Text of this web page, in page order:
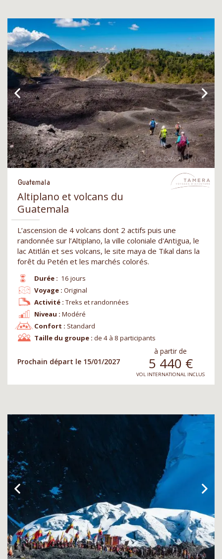
Guatemala
Altiplano et volcans du
Guatemala
L’ascension de 4 volcans dont 2 actifs puis une
randonnée sur l’Altiplano, la ville coloniale d'Antigua, le
lac Atitlán et ses volcans, le site maya de Tikal dans la
forêt du Petén et les marchés colorés.
Durée : 16 jours
Niveau : Modéré
Voyage : Original
Confort : Standard
Activité : Treks et randonnées
Taille du groupe : de 4 à 8 participants
Prochain départ le 15/01/2027
à partir de
5 440 €
VOL INTERNATIONAL INCLUS